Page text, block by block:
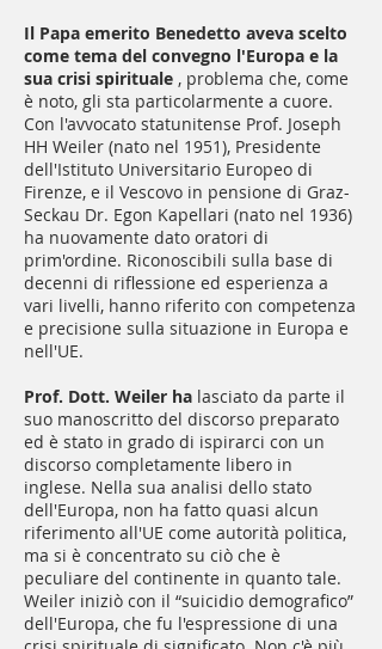
Il Papa emerito Benedetto aveva scelto
come tema del convegno l'Europa e la
sua crisi spirituale , problema che, come
è noto, gli sta particolarmente a cuore.
Con l'avvocato statunitense Prof. Joseph
HH Weiler (nato nel 1951), Presidente
dell'Istituto Universitario Europeo di
Firenze, e il Vescovo in pensione di Graz-
Seckau Dr. Egon Kapellari (nato nel 1936)
ha nuovamente dato oratori di
prim'ordine. Riconoscibili sulla base di
decenni di riflessione ed esperienza a
vari livelli, hanno riferito con competenza
e precisione sulla situazione in Europa e
nell'UE.
Prof. Dott. Weiler ha lasciato da parte il
suo manoscritto del discorso preparato
ed è stato in grado di ispirarci con un
discorso completamente libero in
inglese. Nella sua analisi dello stato
dell'Europa, non ha fatto quasi alcun
riferimento all'UE come autorità politica,
ma si è concentrato su ciò che è
peculiare del continente in quanto tale.
Weiler iniziò con il “suicidio demografico”
dell'Europa, che fu l'espressione di una